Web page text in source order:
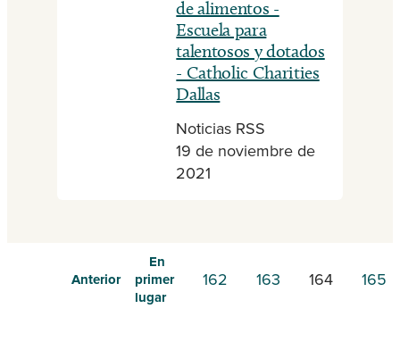
de alimentos -
Escuela para
talentosos y dotados
- Catholic Charities
Dallas
Noticias RSS
19 de noviembre de
2021
Anterior
En
primer
lugar
162 163 164 165